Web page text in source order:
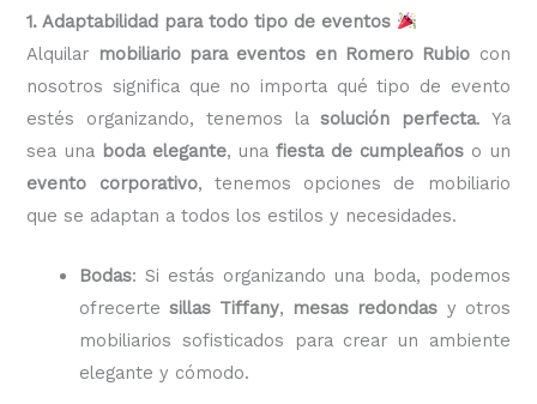
1. Adaptabilidad para todo tipo de eventos
Alquilar mobiliario para eventos en Romero Rubio con
nosotros significa que no importa qué tipo de evento
estés organizando, tenemos lasolución perfecta. Ya
sea una boda elegante, unafiesta de cumpleaños o un
evento corporativo, tenemos opciones de mobiliario
que se adaptan a todos los estilos y necesidades.
Bodas: Si estás organizando una boda, podemos
ofrecertesillas Tiffany, mesas redondas y otros
mobiliarios sofisticados para crear un ambiente
elegante y cómodo.